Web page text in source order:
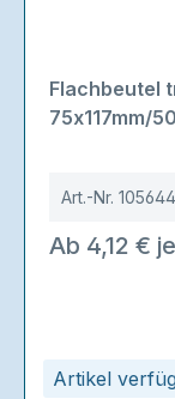
Artikel
Flachbeutel
75x117mm/
Art.-Nr. 105644
Ab 4,12 €